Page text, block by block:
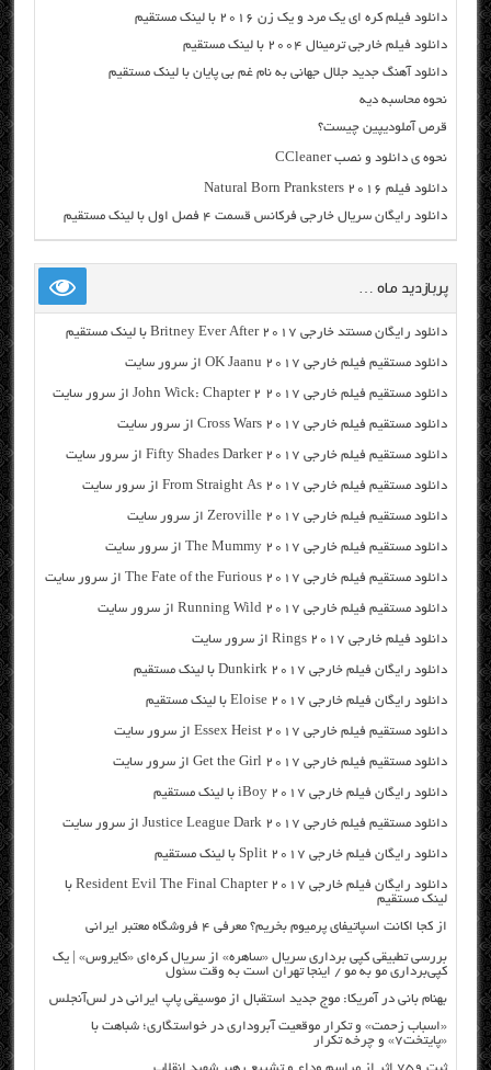
دانلود فیلم کره ای یک مرد و یک زن ۲۰۱۶ با لینک مستقیم
دانلود فیلم خارجی ترمینال ۲۰۰۴ با لینک مستقیم
دانلود آهنگ جدید جلال جهانی به نام غم بی پایان با لینک مستقیم
نحوه محاسبه دیه
قرص آملودیپین چیست؟
نحوه ی دانلود و نصب CCleaner
دانلود فیلم Natural Born Pranksters 2016
دانلود رایگان سریال خارجی فرکانس قسمت ۴ فصل اول با لینک مستقیم
پربازدید ماه …
دانلود رایگان مسنتد خارجی Britney Ever After 2017 با لینک مستقیم
دانلود مستقیم فیلم خارجی OK Jaanu 2017 از سرور سایت
دانلود مستقیم فیلم خارجی John Wick: Chapter 2 2017 از سرور سایت
دانلود مستقیم فیلم خارجی Cross Wars 2017 از سرور سایت
دانلود مستقیم فیلم خارجی Fifty Shades Darker 2017 از سرور سایت
دانلود مستقیم فیلم خارجی From Straight As 2017 از سرور سایت
دانلود مستقیم فیلم خارجی Zeroville 2017 از سرور سایت
دانلود مستقیم فیلم خارجی The Mummy 2017 از سرور سایت
دانلود مستقیم فیلم خارجی The Fate of the Furious 2017 از سرور سایت
دانلود مستقیم فیلم خارجی Running Wild 2017 از سرور سایت
دانلود فیلم خارجی Rings 2017 از سرور سایت
دانلود رایگان فیلم خارجی Dunkirk 2017 با لینک مستقیم
دانلود رایگان فیلم خارجی Eloise 2017 با لینک مستقیم
دانلود مستقیم فیلم خارجی Essex Heist 2017 از سرور سایت
دانلود مستقیم فیلم خارجی Get the Girl 2017 از سرور سایت
دانلود رایگان فیلم خارجی iBoy 2017 با لینک مستقیم
دانلود مستقیم فیلم خارجی Justice League Dark 2017 از سرور سایت
دانلود رایگان فیلم خارجی Split 2017 با لینک مستقیم
دانلود رایگان فیلم خارجی Resident Evil The Final Chapter 2017 با
لینک مستقیم
از کجا اکانت اسپاتیفای پرمیوم بخریم؟ معرفی ۴ فروشگاه معتبر ایرانی
بررسی تطبیقی کپی برداری سریال «ساهره» از سریال کره‌ای «کایروس» | یک
کپی‌برداری مو به مو / اینجا تهران است به وقت سئول
بهنام بانی در آمریکا: موج جدید استقبال از موسیقی پاپ ایرانی در لس‌آنجلس
«اسباب زحمت» و تکرار موقعیت آبروداری در خواستگاری؛ شباهت با
«پایتخت۷» و چرخه تکرار